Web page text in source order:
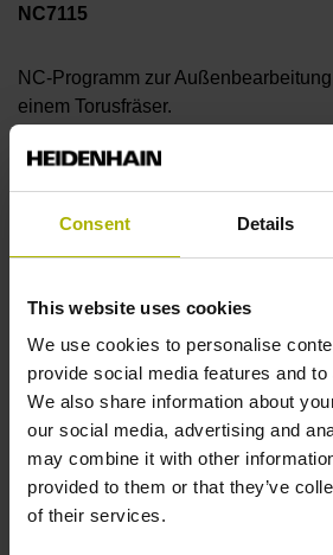
Consent Details
This website uses cookies
We use cookies to personalise
provide social media features and
We also share information about
our social media, advertising and
may combine it with other
provided to them or that they’ve
of their services.
NC7115
NC-Programm zur
einem Torusfräser.
Bewegung wird in einzelne
Anschluss wird das
wird nächste Bahn gefahren. Durch
NC-Solutions_Werkzeugliste.pdf
Hinweise_zur_Nutzung_der_NC-